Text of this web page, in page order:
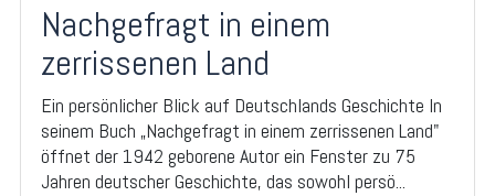
Nachgefragt in einem
zerrissenen Land
Ein persönlicher Blick auf Deutschlands Geschichte In
seinem Buch „Nachgefragt in einem zerrissenen Land"
öffnet der 1942 geborene Autor ein Fenster zu 75
Jahren deutscher Geschichte, das sowohl persö...